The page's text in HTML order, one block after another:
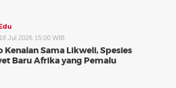
Jul 2026 15:00 WIB
Kenalan Sama Likweli, Spesies
Baru Afrika yang Pemalu